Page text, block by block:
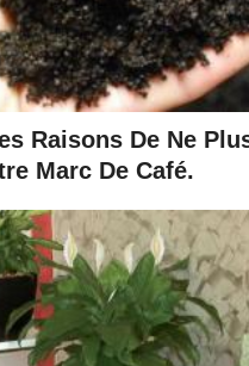
Raisons De Ne
Marc De Café.